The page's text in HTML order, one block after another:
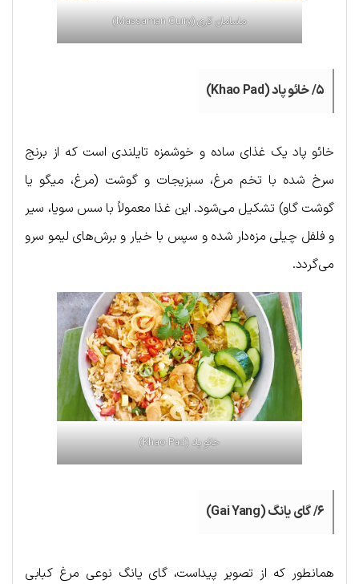
ماسامان کاری (Massaman Curry)
۵/ خائو پاد (Khao Pad)
خائو پاد یک غذای ساده و خوشمزه تایلندی است که از برنج
سرخ شده با تخم مرغ، سبزیجات و گوشت (مرغ، میگو یا
گوشت گاو) تشکیل می‌شود. این غذا معمولاً با سس سویا، سیر
و فلفل چیلی مزه‌دار شده و سپس با خیار و برش‌های لیمو سرو
می‌گردد.
خائو پاد (Khao Pad)
۶/ گای یانگ (Gai Yang)
همانطور که از تصویر پیداست، گای یانگ نوعی مرغ کبابی